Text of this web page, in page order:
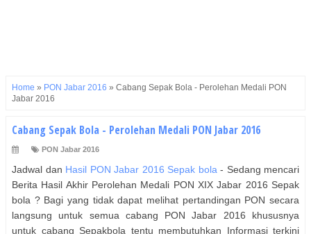
Home » PON Jabar 2016 » Cabang Sepak Bola - Perolehan Medali PON
Jabar 2016
Cabang Sepak Bola - Perolehan Medali PON Jabar 2016
PON Jabar 2016
Jadwal dan Hasil PON Jabar 2016 Sepak bola - Sedang mencari
Berita Hasil Akhir Perolehan Medali PON XIX Jabar 2016 Sepak
bola ? Bagi yang tidak dapat melihat pertandingan PON secara
langsung untuk semua cabang PON Jabar 2016 khususnya
untuk cabang Sepakbola tentu membutuhkan Informasi terkini